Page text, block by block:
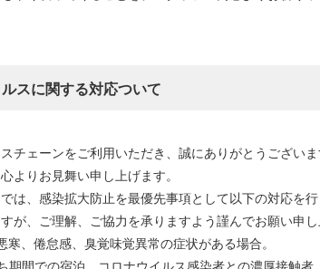
スに関する対応ついて
チェーンをご利用いただき、誠にありがとうござい
よりお見舞い申し上げます。
は、感染拡大防止を最優先事項として以下の対応を
が、ご理解、ご協力を承りますよう謹んでお願い申し
寒、倦怠感、臭覚味覚異常の症状がある場合。